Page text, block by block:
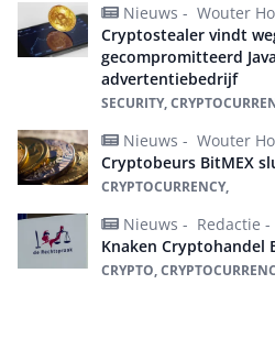
Nieuws - Wouter
Cryptostealer vindt
gecompromitteerd
advertentiebedrijf
SECURITY,
Nieuws - Wouter
Cryptobeurs BitMEX
CRYPTOCURRENCY,
Nieuws - Redactie -
Knaken Cryptohandel
CRYPTO,